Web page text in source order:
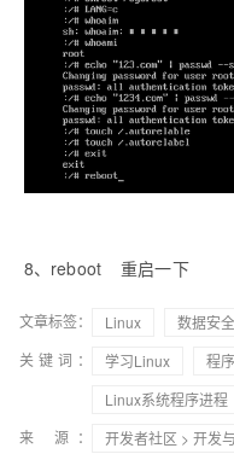
8、 reboot重启一下
文章标签： Linux 数据安
关键词：
学习Linux 程
Linux系统程序进程
来 源：
开发者社区 > 开发